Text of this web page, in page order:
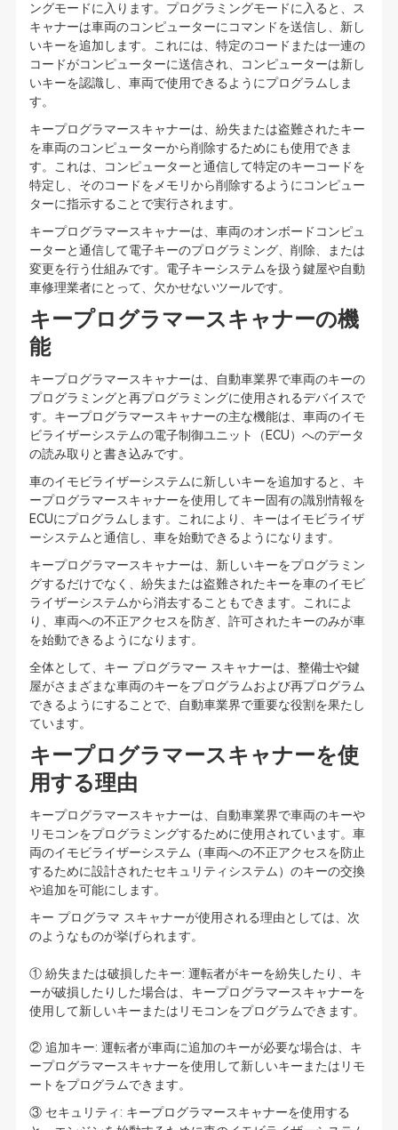
ングモードに入ります。プログラミングモードに入ると、ス
キャナーは車両のコンピューターにコマンドを送信し、新し
いキーを追加します。これには、特定のコードまたは一連の
コードがコンピューターに送信され、コンピューターは新し
いキーを認識し、車両で使用できるようにプログラムしま
す。
キープログラマースキャナーは、紛失または盗難されたキー
を車両のコンピューターから削除するためにも使用できま
す。これは、コンピューターと通信して特定のキーコードを
特定し、そのコードをメモリから削除するようにコンピュー
ターに指示することで実行されます。
キープログラマースキャナーは、車両のオンボードコンピュ
ーターと通信して電子キーのプログラミング、削除、または
変更を行う仕組みです。電子キーシステムを扱う鍵屋や自動
車修理業者にとって、欠かせないツールです。
キープログラマースキャナーの機
能
キープログラマースキャナーは、自動車業界で車両のキーの
プログラミングと再プログラミングに使用されるデバイスで
す。キープログラマースキャナーの主な機能は、車両のイモ
ビライザーシステムの電子制御ユニット（ECU）へのデータ
の読み取りと書き込みです。
車のイモビライザーシステムに新しいキーを追加すると、キ
ープログラマースキャナーを使用してキー固有の識別情報を
ECUにプログラムします。これにより、キーはイモビライザ
ーシステムと通信し、車を始動できるようになります。
キープログラマースキャナーは、新しいキーをプログラミン
グするだけでなく、紛失または盗難されたキーを車のイモビ
ライザーシステムから消去することもできます。これによ
り、車両への不正アクセスを防ぎ、許可されたキーのみが車
を始動できるようになります。
全体として、キー プログラマー スキャナーは、整備士や鍵
屋がさまざまな車両のキーをプログラムおよび再プログラム
できるようにすることで、自動車業界で重要な役割を果たし
ています。
キープログラマースキャナーを使
用する理由
キープログラマースキャナーは、自動車業界で車両のキーや
リモコンをプログラミングするために使用されています。車
両のイモビライザーシステム（車両への不正アクセスを防止
するために設計されたセキュリティシステム）のキーの交換
や追加を可能にします。
キー プログラマ スキャナーが使用される理由としては、次
のようなものが挙げられます。
① 紛失または破損したキー: 運転者がキーを紛失したり、キ
ーが破損したりした場合は、キープログラマースキャナーを
使用して新しいキーまたはリモコンをプログラムできます。
② 追加キー: 運転者が車両に追加のキーが必要な場合は、キ
ープログラマースキャナーを使用して新しいキーまたはリモ
ートをプログラムできます。
③ セキュリティ: キープログラマースキャナーを使用する